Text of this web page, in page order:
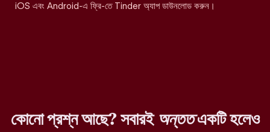
iOS এবং Android-এ ফ্রি-তে Tinder অ্যাপ ডাউনলোড করুন।
কোনো প্রশ্ন আছে? সবারইঅন্ততএকটি হলেও